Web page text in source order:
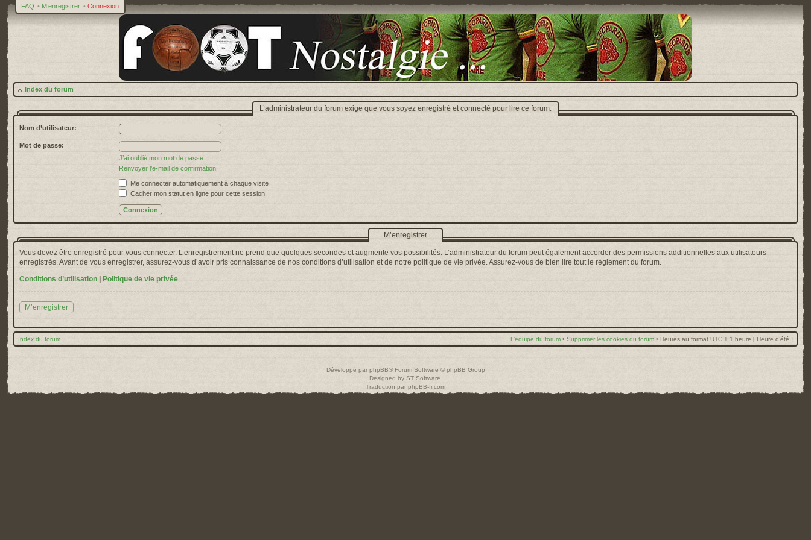
FAQ • M’enregistrer • Connexion
Index du forum
L’administrateur du forum exige que vous soyez enregistré et connecté pour lire ce forum.
Nom d’utilisateur:
Mot de passe:
J’ai oublié mon mot de passe
Renvoyer l’e-mail de confirmation
Me connecter automatiquement à chaque visite
Cacher mon statut en ligne pour cette session
M’enregistrer
Vous devez être enregistré pour vous connecter. L’enregistrement ne prend que quelques secondes et augmente vos possibilités. L’administrateur du forum peut également accorder des permissions additionnelles aux utilisateurs
enregistrés. Avant de vous enregistrer, assurez-vous d’avoir pris connaissance de nos conditions d’utilisation et de notre politique de vie privée. Assurez-vous de bien lire tout le règlement du forum.
Conditions d’utilisation
Politique de vie privée
M’enregistrer
Index du forum L’équipe du forum • Supprimer les cookies du forum • Heures au format UTC + 1 heure [ Heure d’été ]
Développé par phpBB® Forum Software © phpBB Group
Designed by ST Software
Traduction par phpBB-fr.com